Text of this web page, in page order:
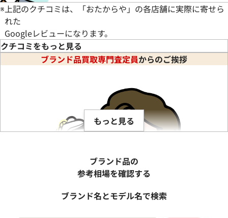
売却
※上記のクチコミは、「おたからや」の各店舗に実際に寄せら
れた
Googleレビューになります。
クチコミをもっと見る
ブランド品買取専門査定員からのご挨拶
もっと見る
ブランド品の
参考相場を確認する
ブランド名とモデル名で検索